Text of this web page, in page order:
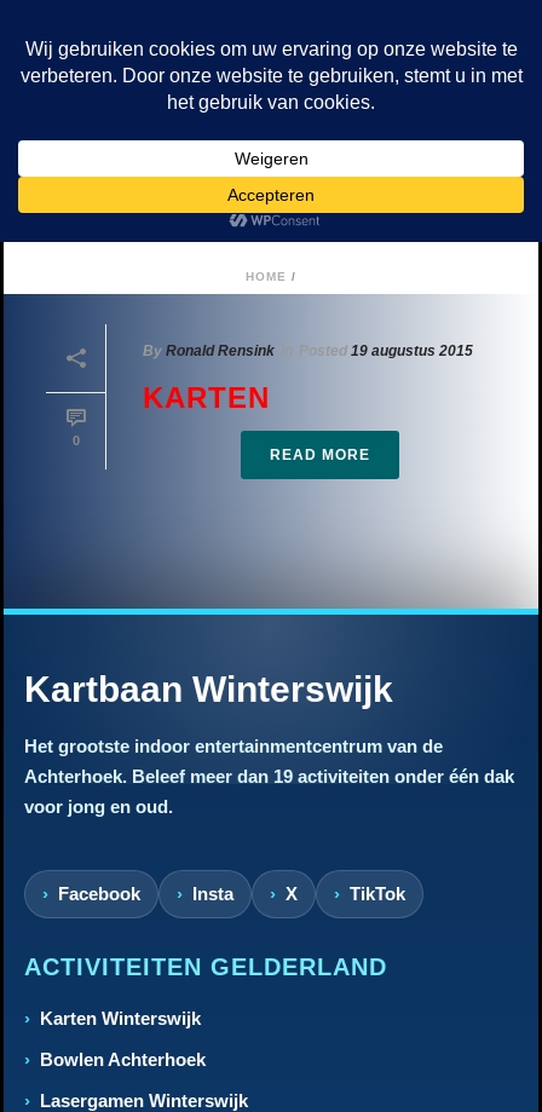
Tag Archives For: "Karten Op De Mooiste
Baan Van Nederland"
HOME /
0
By Ronald Rensink In Posted 19 augustus 2015
KARTEN
READ MORE
Kartbaan Winterswijk
Het grootste indoor entertainmentcentrum van de
Achterhoek. Beleef meer dan 19 activiteiten onder één dak
voor jong en oud.
Facebook Insta X TikTok
ACTIVITEITEN GELDERLAND
Karten Winterswijk
Bowlen Achterhoek
Lasergamen Winterswijk